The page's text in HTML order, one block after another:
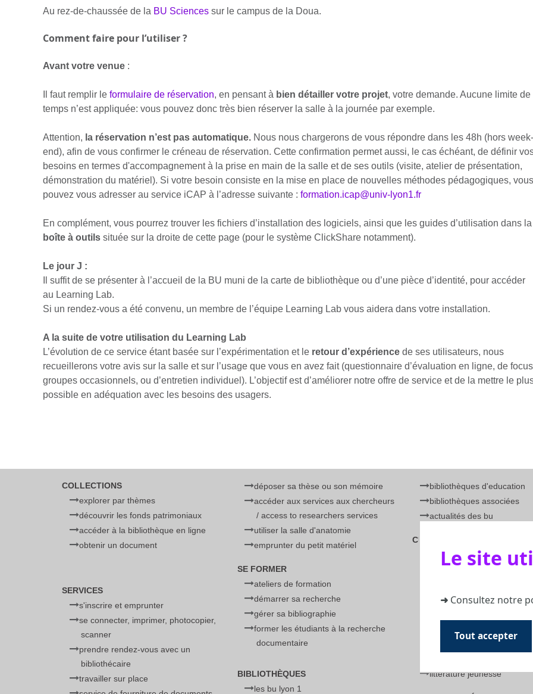
Le site
➜ Consultez notre
Tout accepter
Au rez-de-chaussée de la BU Sciences sur le campus de la Doua.
Comment faire pour l’utiliser ?
Avant votre venue :
Il faut remplir le formulaire de réservation, en pensant à bien détailler votre projet, votre demande. Aucune limite de
temps n’est appliquée: vous pouvez donc très bien réserver la salle à la journée par exemple.
Attention, la réservation n’est pas automatique. Nous nous chargerons de vous répondre dans les 48h (hors week-
end), afin de vous confirmer le créneau de réservation. Cette confirmation permet aussi, le cas échéant, de définir
besoins en termes d'accompagnement à la prise en main de la salle et de ses outils (visite, atelier de présentation,
démonstration du matériel). Si votre besoin consiste en la mise en place de nouvelles méthodes pédagogiques, vous
pouvez vous adresser au service iCAP à l’adresse suivante : formation.icap@univ-lyon1.fr
En complément, vous pourrez trouver les fichiers d’installation des logiciels, ainsi que les guides d’utilisation dans la
boîte à outils située sur la droite de cette page (pour le système ClickShare notamment).
Le jour J :
Il suffit de se présenter à l’accueil de la BU muni de la carte de bibliothèque ou d’une pièce d’identité, pour accéder
au Learning Lab.
Si un rendez-vous a été convenu, un membre de l’équipe Learning Lab vous aidera dans votre installation.
A la suite de votre utilisation du Learning Lab
L’évolution de ce service étant basée sur l’expérimentation et le retour d’expérience de ses utilisateurs, nous
recueillerons votre avis sur la salle et sur l’usage que vous en avez fait (questionnaire d’évaluation en ligne, de focus
groupes occasionnels, ou d’entretien individuel). L’objectif est d’améliorer notre offre de service et de la mettre le
possible en adéquation avec les besoins des usagers.
COLLECTIONS
explorer par thèmes
découvrir les fonds patrimoniaux
accéder à la bibliothèque en ligne
obtenir un document
SERVICES
s'inscrire et emprunter
se connecter, imprimer, photocopier,
scanner
prendre rendez-vous avec un
bibliothécaire
travailler sur place
déposer sa thèse ou son mémoire
accéder aux services aux chercheurs
/ access to researchers services
utiliser la salle d'anatomie
emprunter du petit matériel
SE FORMER
ateliers de formation
démarrer sa recherche
gérer sa bibliographie
former les étudiants à la recherche
documentaire
BIBLIOTHÈQUES
les bu lyon 1
bibliothèques d'education
bibliothèques associées
actualités des bu
CULTURE
programme
fête de la science
cartes blanches et utobib
littérature jeunesse